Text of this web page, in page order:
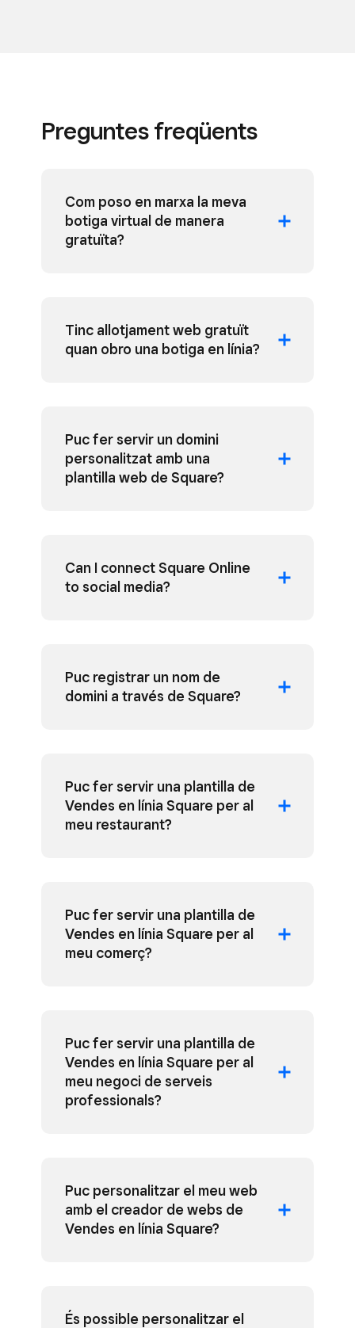
Preguntes freqüents
Com poso en marxa la meva
botiga virtual de manera
gratuïta?
Tinc allotjament web gratuït
quan obro una botiga en línia?
Puc fer servir un domini
personalitzat amb una
plantilla web de Square?
Can I connect Square Online
to social media?
Puc registrar un nom de
domini a través de Square?
Puc fer servir una plantilla de
Vendes en línia Square per al
meu restaurant?
Puc fer servir una plantilla de
Vendes en línia Square per al
meu comerç?
Puc fer servir una plantilla de
Vendes en línia Square per al
meu negoci de serveis
professionals?
Puc personalitzar el meu web
amb el creador de webs de
Vendes en línia Square?
És possible personalitzar el